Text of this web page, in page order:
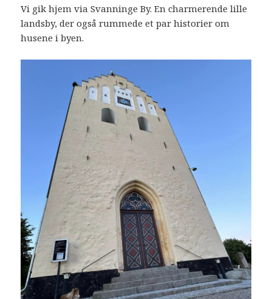
Vi gik hjem via Svanninge By. En charmerende lille
landsby, der også rummede et par historier om
husene i byen.